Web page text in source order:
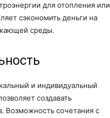
для отопления или
сэкономить деньги на
среды.
и индивидуальный
создавать
Возможность сочетания с